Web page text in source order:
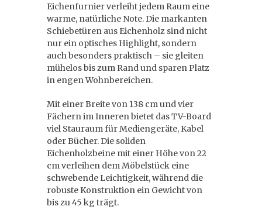
Eichenfurnier verleiht jedem Raum eine
warme, natürliche Note. Die markanten
Schiebetüren aus Eichenholz sind nicht
nur ein optisches Highlight, sondern
auch besonders praktisch – sie gleiten
mühelos bis zum Rand und sparen Platz
in engen Wohnbereichen.
Mit einer Breite von 138 cm und vier
Fächern im Inneren bietet das TV-Board
viel Stauraum für Mediengeräte, Kabel
oder Bücher. Die soliden
Eichenholzbeine mit einer Höhe von 22
cm verleihen dem Möbelstück eine
schwebende Leichtigkeit, während die
robuste Konstruktion ein Gewicht von
bis zu 45 kg trägt.